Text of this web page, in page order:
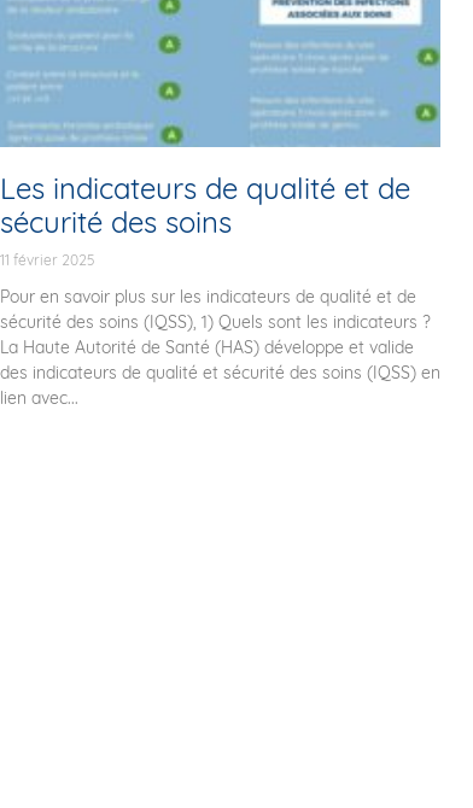
Les indicateurs de qualité et de
sécurité des soins
11 février 2025
Pour en savoir plus sur les indicateurs de qualité et de
sécurité des soins (IQSS), 1) Quels sont les indicateurs ?
La Haute Autorité de Santé (HAS) développe et valide
des indicateurs de qualité et sécurité des soins (IQSS) en
lien avec...